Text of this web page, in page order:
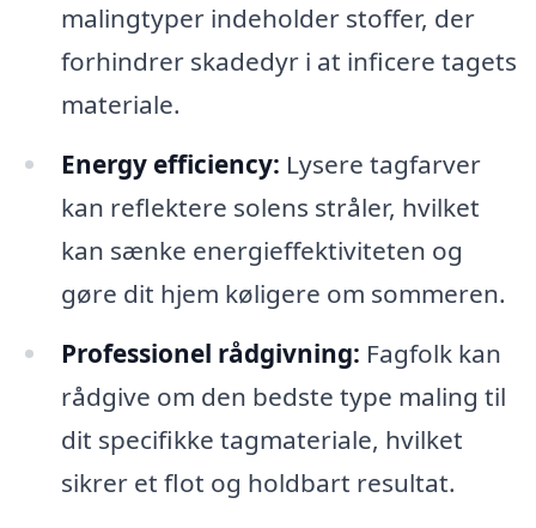
malingtyper indeholder stoffer, der
forhindrer skadedyr i at inficere tagets
materiale.
Energy efficiency: Lysere tagfarver
kan reflektere solens stråler, hvilket
kan sænke energieffektiviteten og
gøre dit hjem køligere om sommeren.
Professionel rådgivning: Fagfolk kan
rådgive om den bedste type maling til
dit specifikke tagmateriale, hvilket
sikrer et flot og holdbart resultat.